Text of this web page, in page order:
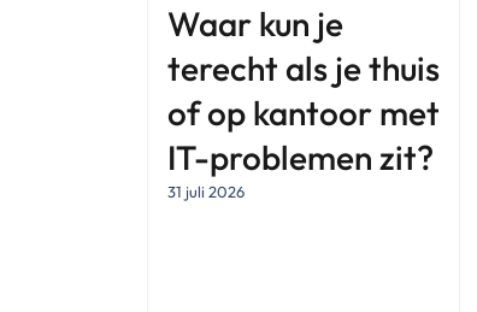
Waar kun je
terecht als je thuis
of op kantoor met
IT-problemen zit?
31 juli 2026